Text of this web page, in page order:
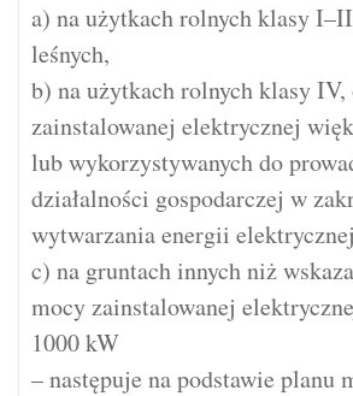
a) na użytkach rolnych klasy
leśnych,
b) na użytkach rolnych klasy
zainstalowanej elektrycznej
lub wykorzystywanych do
działalności gospodarczej w
wytwarzania energii
c) na gruntach innych niż
mocy zainstalowanej
1000 kW
– następuje na podstawie planu